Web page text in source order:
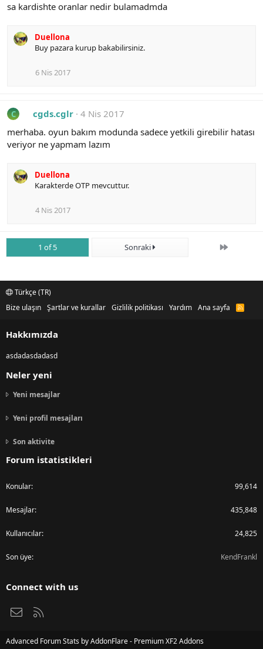
sa kardishte oranlar nedir bulamadmda
Duellona
Buy pazara kurup bakabilirsiniz.
6 Nis 2017
C cgds.cglr
4 Nis 2017
merhaba. oyun bakım modunda sadece yetkili girebilir hatası
veriyor ne yapmam lazım
Duellona
Karakterde OTP mevcuttur.
4 Nis 2017
1 of 5 Sonraki Son
Türkçe (TR)
Bize ulaşın Şartlar ve kurallar Gizlilik politikası Yardım Ana sayfa
R
Hakkımızda
asdadasdadasd
Neler yeni
Yeni mesajlar
Yeni profil mesajları
Son aktivite
Forum istatistikleri
Konular 99,614
Mesajlar 435,848
Kullanıcılar 24,825
Son üye KendFrankl
Connect with us
Bize ulaşın
Advanced Forum Stats byAddonFlare - Premium XF2 Addons